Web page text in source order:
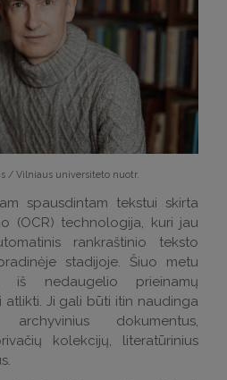
/ Vilniaus universiteto nuotr.
spausdintam tekstui skirta
(OCR) technologija, kuri jau
rankraštinio teksto
stadijoje. Šiuo metu
iš nedaugelio prieinamų
atlikti. Ji gali būti itin naudinga
dokumentus,
kolekcijų, literatūrinius